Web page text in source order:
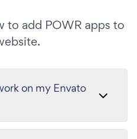
to add POWR apps to
on my Envato